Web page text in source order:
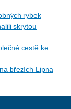
rybek
skrytou
cestě ke
březích Lipna